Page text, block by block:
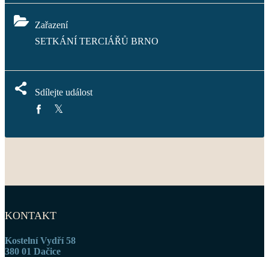
Zařazení
SETKÁNÍ TERCIÁŘŮ BRNO
Sdílejte událost
KONTAKT
Kostelní Vydří 58
380 01 Dačice